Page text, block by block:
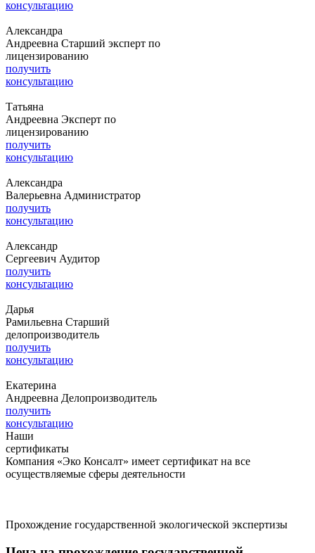
консультацию
Александра
Андреевна Старший эксперт по
лицензированию
получить
консультацию
Татьяна
Андреевна Эксперт по
лицензированию
получить
консультацию
Александра
Валерьевна Администратор
получить
консультацию
Александр
Сергеевич Аудитор
получить
консультацию
Дарья
Рамильевна Старший
делопроизводитель
получить
консультацию
Екатерина
Андреевна Делопроизводитель
получить
консультацию
Наши
сертификаты
Компания «Эко Консалт» имеет сертификат на все
осуществляемые сферы деятельности
Прохождение государственной экологической экспертизы